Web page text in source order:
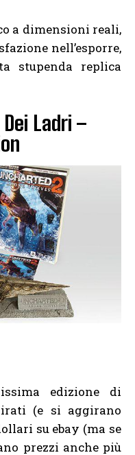
a dimensioni reali,
nell’esporre,
stupenda replica
Ladri –
edizione di
(e si aggirano
su ebay (ma se
prezzi anche più